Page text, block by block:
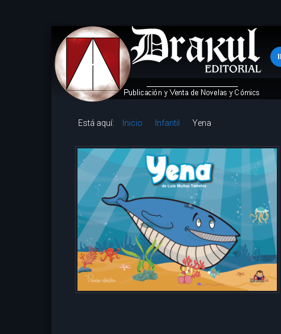
Está aquí: Inicio Infantil Yena